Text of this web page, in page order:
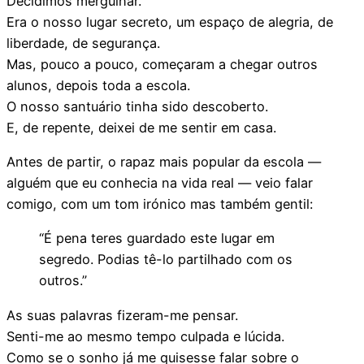
Era o nosso lugar secreto, um espaço de alegria, de
liberdade, de segurança.
Mas, pouco a pouco, começaram a chegar outros
alunos, depois toda a escola.
O nosso santuário tinha sido descoberto.
E, de repente, deixei de me sentir em casa.
Antes de partir, o rapaz mais popular da escola —
alguém que eu conhecia na vida real — veio falar
comigo, com um tom irónico mas também gentil:
“É pena teres guardado este lugar em
segredo. Podias tê-lo partilhado com os
outros.”
As suas palavras fizeram-me pensar.
Senti-me ao mesmo tempo culpada e lúcida.
Como se o sonho já me quisesse falar sobre o